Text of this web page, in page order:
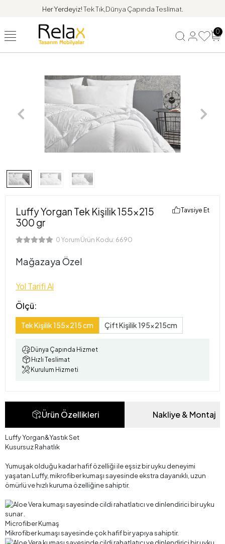
Her Yerdeyiz!Tek Tık,Dünya Çapında Teslimat.
0
Luffy Yorgan Tek Kişilik 155x215
300 gr
0 Yorum Ürün Kodu: 6690
Tavsiye Et
Mağazaya Özel
Yol Tarifi Al
Ölçü:
Tek Kişilik 155x215 cm Çift Kişilik 195x215cm
Dünya Çapında Hizmet
Hızlı Teslimat
Kurulum Hizmeti
Ürün Özellikleri Nakliye & Montaj
Luffy Yorgan&Yastık Set
Kusursuz Rahatlık
Yumuşak olduğu kadar hafif özelliği ile eşsiz bir uyku deneyimi
yaşatan Luffy, mikrofiber kumaşı sayesinde ekstra dayanıklı, uzun
ömürlü ve hızlı kuruma özelliğine sahiptir.
Microfiber Kumaş
Mikrofiber kumaşı sayesinde çok hafif bir yapıya sahiptir.